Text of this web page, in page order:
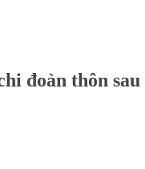
đoàn thôn sau